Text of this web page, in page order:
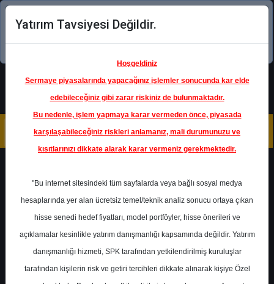
Şimdi uygulamayı indirin!
Ana Sayfa Raporlar
Gedik Yatırım
Rapor Detay
SUWEN - 1Ç26 Finansal
Yatırım Tavsiyesi Değildir.
Hoşgeldiniz
Sermaye piyasalarında yapacağınız işlemler sonucunda kar elde
edebileceğiniz gibi zarar riskiniz de bulunmaktadır.
Bu nedenle, işlem yapmaya karar vermeden önce, piyasada
karşılaşabileceğiniz riskleri anlamanız, mali durumunuzu ve
kısıtlarınızı dikkate alarak karar vermeniz gerekmektedir.
"Bu internet sitesindeki tüm sayfalarda veya bağlı sosyal medya
hesaplarında yer alan ücretsiz temel/teknik analiz sonucu ortaya çıkan
hisse senedi hedef fiyatları, model portföyler, hisse önerileri ve
açıklamalar kesinlikle yatırım danışmanlığı kapsamında değildir. Yatırım
danışmanlığı hizmeti, SPK tarafından yetkilendirilmiş kuruluşlar
tarafından kişilerin risk ve getiri tercihleri dikkate alınarak kişiye Özel